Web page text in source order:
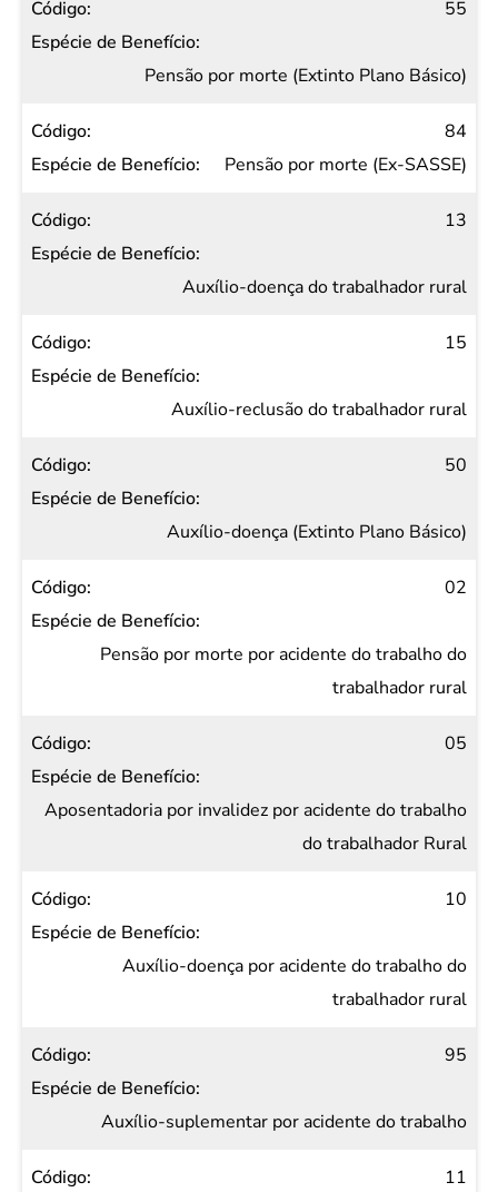
55
Pensão por morte (Extinto Plano Básico)
84
Pensão por morte (Ex-SASSE)
13
Auxílio-doença do trabalhador rural
15
Auxílio-reclusão do trabalhador rural
50
Auxílio-doença (Extinto Plano Básico)
02
Pensão por morte por acidente do trabalho do
trabalhador rural
05
Aposentadoria por invalidez por acidente do trabalho
do trabalhador Rural
10
Auxílio-doença por acidente do trabalho do
trabalhador rural
95
Auxílio-suplementar por acidente do trabalho
11